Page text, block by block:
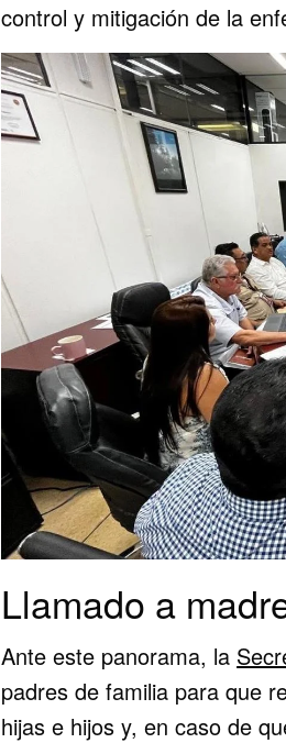
control y mitigación de la
Llamado a
Ante este panorama, la
padres de familia para que
hijas e hijos y, en caso de